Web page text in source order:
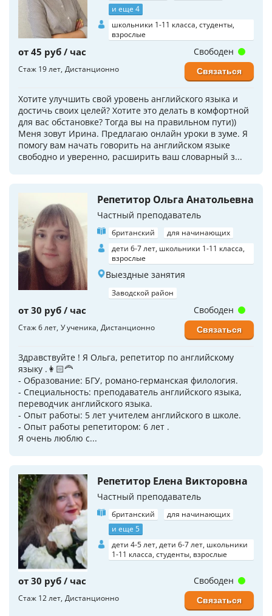
и еще 4
школьники 1-11 класса, студенты,
взрослые
от 45 руб / час
Стаж 19 лет Дистанционно
Хотите улучшить свой уровень английского языка и
достичь своих целей? Хотите это делать в комфортной
для вас обстановке? Тогда вы на правильном пути))
Меня зовут Ирина. Предлагаю онлайн уроки в зуме. Я
помогу вам начать говорить на английском языке
свободно и уверенно, расширить ваш словарный з...
Свободен
Связаться
Репетитор Ольга Анатольевна
Частный преподаватель
британский
для начинающих
дети 6-7 лет, школьники 1-11 класса,
взрослые
Выездные занятия
Заводской район
от 30 руб / час
Стаж 6 лет У ученика Дистанционно
Здравствуйте ! Я Ольга, репетитор по английскому
языку .👩🏻‍🦰
- Образование: БГУ, романо-германская филология.
- Специальность: преподаватель английского языка,
переводчик английского языка.
- Опыт работы: 5 лет учителем английского в школе.
- Опыт работы репетитором: 6 лет .
Я очень люблю с...
Свободен
Связаться
Репетитор Елена Викторовна
Частный преподаватель
британский
для начинающих
и еще 5
дети 4-5 лет, дети 6-7 лет, школьники
1-11 класса, студенты, взрослые
от 30 руб / час
Стаж 12 лет Дистанционно
Свободен
Связаться